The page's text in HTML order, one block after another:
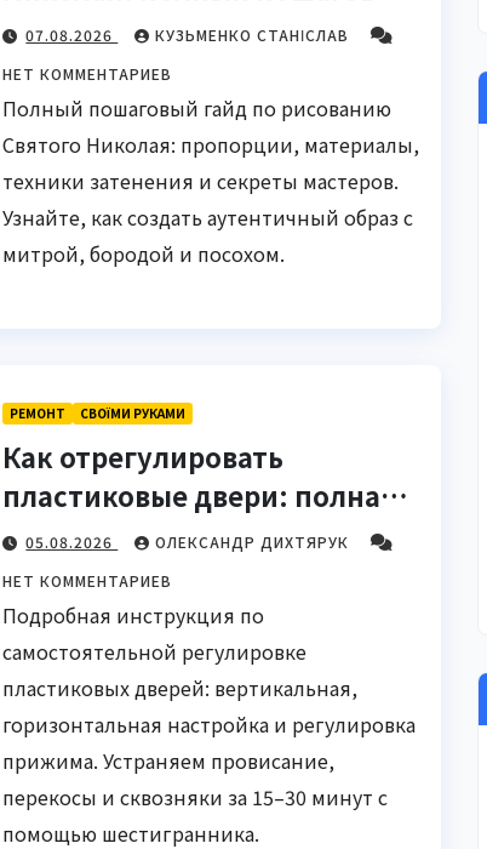
гайд с секретами мастеров
07.08.2026
КУЗЬМЕНКО СТАНІСЛАВ
НЕТ КОММЕНТАРИЕВ
Полный пошаговый гайд по рисованию
Святого Николая: пропорции, материалы,
техники затенения и секреты мастеров.
Узнайте, как создать аутентичный образ с
митрой, бородой и посохом.
РЕМОНТ СВОЇМИ РУКАМИ
Как отрегулировать
пластиковые двери: полная
инструкция своими руками
05.08.2026
ОЛЕКСАНДР ДИХТЯРУК
НЕТ КОММЕНТАРИЕВ
Подробная инструкция по
самостоятельной регулировке
пластиковых дверей: вертикальная,
горизонтальная настройка и регулировка
прижима. Устраняем провисание,
перекосы и сквозняки за 15–30 минут с
помощью шестигранника.